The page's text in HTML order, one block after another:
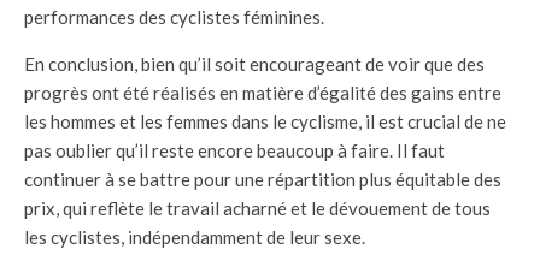
performances des cyclistes féminines.
En conclusion, bien qu’il soit encourageant de voir que des
progrès ont été réalisés en matière d’égalité des gains entre
les hommes et les femmes dans le cyclisme, il est crucial de ne
pas oublier qu’il reste encore beaucoup à faire. Il faut
continuer à se battre pour une répartition plus équitable des
prix, qui reflète le travail acharné et le dévouement de tous
les cyclistes, indépendamment de leur sexe.